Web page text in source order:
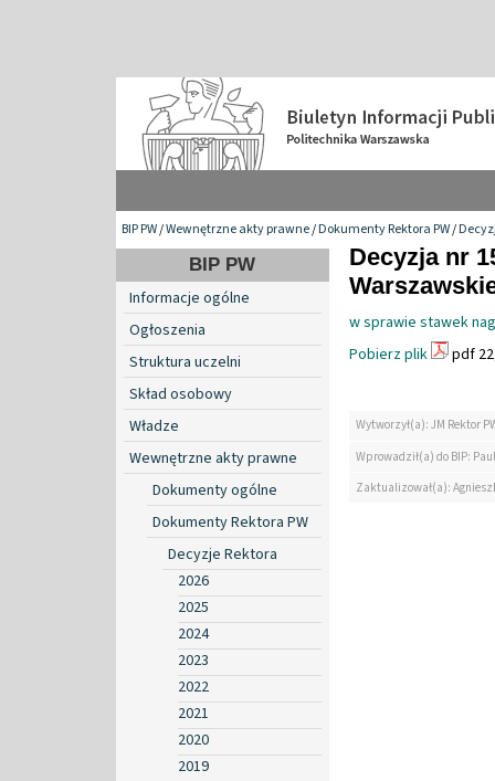
BIP PW/Wewnętrzne akty prawne/Dokumenty Rektora PW/
BIP PW
Informacje ogólne
Ogłoszenia
Struktura uczelni
Skład osobowy
Władze
Wewnętrzne akty prawne
Dokumenty ogólne
Dokumenty Rektora PW
Decyzje Rektora
2026
2025
2024
2023
2022
2021
2020
2019
Decyzja nr
w sprawie stawek
Pobierz plik
pdf
Wytworzył(a): JM Rektor
Wprowadził(a) do BIP:
Zaktualizował(a):